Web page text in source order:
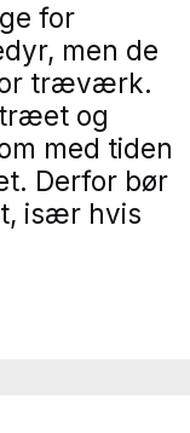
for
men de
træværk.
og
med tiden
Derfor bør
især hvis